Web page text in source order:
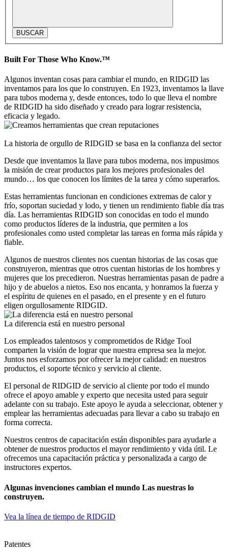
BUSCAR
Built For Those Who Know.™
Algunos inventan cosas para cambiar el mundo, en RIDGID las
inventamos para los que lo construyen. En 1923, inventamos la llave
para tubos moderna y, desde entonces, todo lo que lleva el nombre
de RIDGID ha sido diseñado y creado para lograr resistencia,
eficacia y legado.
La historia de orgullo de RIDGID se basa en la confianza del sector
Desde que inventamos la llave para tubos moderna, nos impusimos
la misión de crear productos para los mejores profesionales del
mundo… los que conocen los límites de la tarea y cómo superarlos.
Estas herramientas funcionan en condiciones extremas de calor y
frío, soportan suciedad y lodo, y tienen un rendimiento fiable día tras
día. Las herramientas RIDGID son conocidas en todo el mundo
como productos líderes de la industria, que permiten a los
profesionales como usted completar las tareas en forma más rápida y
fiable.
Algunos de nuestros clientes nos cuentan historias de las cosas que
construyeron, mientras que otros cuentan historias de los hombres y
mujeres que los precedieron. Nuestras herramientas pasan de padre a
hijo y de abuelos a nietos. Eso nos encanta, y honramos la fuerza y
el espíritu de quienes en el pasado, en el presente y en el futuro
eligen orgullosamente RIDGID.
La diferencia está en nuestro personal
Los empleados talentosos y comprometidos de Ridge Tool
comparten la visión de lograr que nuestra empresa sea la mejor.
Juntos nos esforzamos por ofrecer la mejor calidad: en nuestros
productos, el soporte técnico y servicio al cliente.
El personal de RIDGID de servicio al cliente por todo el mundo
ofrece el apoyo amable y experto que necesita usted para seguir
adelante con su trabajo. Este apoyo le ayuda a seleccionar, obtener y
emplear las herramientas adecuadas para llevar a cabo su trabajo en
forma correcta.
Nuestros centros de capacitación están disponibles para ayudarle a
obtener de nuestros productos el mayor rendimiento y vida útil. Le
ofrecemos una capacitación práctica y personalizada a cargo de
instructores expertos.
Algunas invenciones cambian el mundo Las nuestras lo
construyen.
Vea la línea de tiempo de RIDGID
Patentes